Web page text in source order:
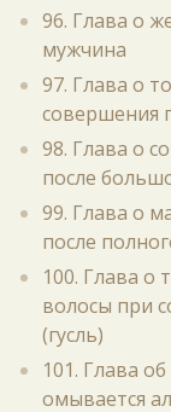
96. Глава о
мужчина
97. Глава о
совершения
98. Глава о
после
99. Глава о
после
100. Глава о
волосы при
(гусль)
101. Глава
омывается